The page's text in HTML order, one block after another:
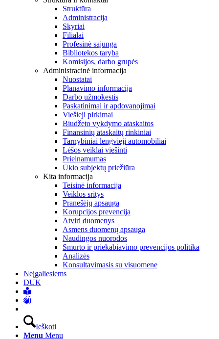
Struktūra
Administracija
Skyriai
Filialai
Profesinė sąjunga
Bibliotekos taryba
Komisijos, darbo grupės
Administracinė informacija
Nuostatai
Planavimo informacija
Darbo užmokestis
Paskatinimai ir apdovanojimai
Viešieji pirkimai
Biudžeto vykdymo ataskaitos
Finansinių ataskaitų rinkiniai
Tarnybiniai lengvieji automobiliai
Lėšos veiklai viešinti
Prieinamumas
Ūkio subjektų priežiūra
Kita informacija
Teisinė informacija
Veiklos sritys
Pranešėjų apsauga
Korupcijos prevencija
Atviri duomenys
Asmens duomenų apsauga
Naudingos nuorodos
Smurto ir priekabiavimo prevencijos politika
Analizės
Konsultavimasis su visuomene
Neįgaliesiems
DUK
Ieškoti
Menu Menu